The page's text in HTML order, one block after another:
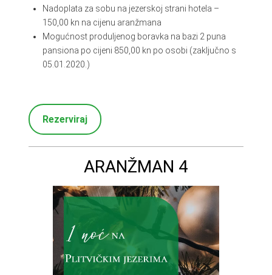
Nadoplata za sobu na jezerskoj strani hotela –
150,00 kn na cijenu aranžmana
Mogućnost produljenog boravka na bazi 2 puna
pansiona po cijeni 850,00 kn po osobi (zaključno s
05.01.2020.)
Rezerviraj
ARANŽMAN 4